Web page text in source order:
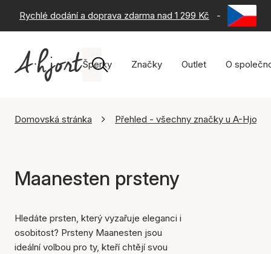
Rychlé dodání a doprava zdarma nad 1 299 Kč - 60 dní
Šperky Značky Outlet O
Domovská stránka Přehled - všechny značky u A-Hjort
Maanesten prsteny
Hledáte prsten, který vyzařuje eleganci i
osobitost? Prsteny Maanesten jsou
ideální volbou pro ty, kteří chtějí svou